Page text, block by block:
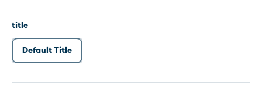
title
Default Title